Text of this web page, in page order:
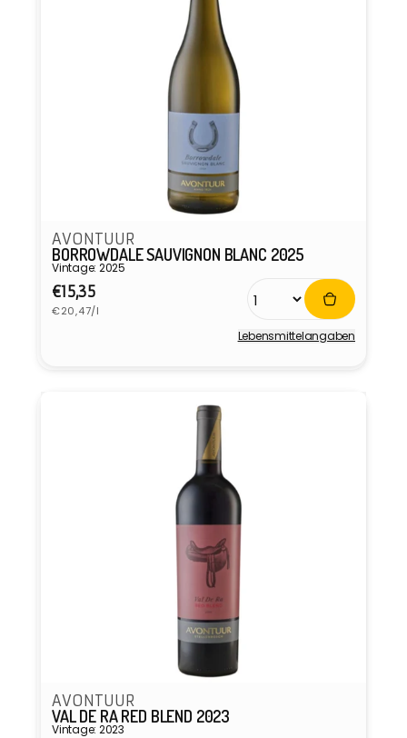
AVONTUUR
BORROWDALE SAUVIGNON BLANC 2025
Vintage: 2025
Normaler
Preis
€15,35
Grundpreis
€20,47/l
Lebensmittel­angaben
AVONTUUR
VAL DE RA RED BLEND 2023
Vintage: 2023